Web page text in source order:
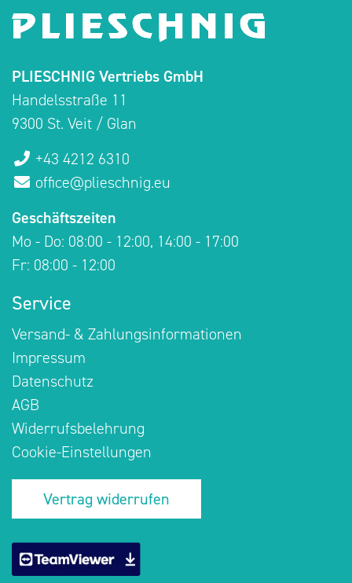
PLIESCHNIG Vertriebs GmbH
Handelsstraße 11
9300 St. Veit / Glan
+43 4212 6310
office@plieschnig.eu
Geschäftszeiten
Mo - Do: 08:00 - 12:00, 14:00 - 17:00
Fr: 08:00 - 12:00
Service
Versand- & Zahlungsinformationen
Impressum
Datenschutz
AGB
Widerrufsbelehrung
Cookie-Einstellungen
Vertrag widerrufen